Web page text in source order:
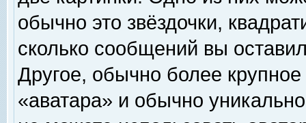
обычно это звёздочки,
сколько сообщений вы
Другое, обычно более
«аватара» и обычно